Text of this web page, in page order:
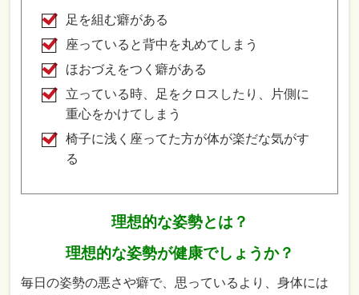
足を組む癖がある
座っていると背中を丸めてしまう
ほおづえをつく癖がある
立っている時、足をクロスしたり、片側に
重心をかけてしまう
椅子に浅く座ってた方が体が楽だな気がす
る
理想的な姿勢とは？
理想的な姿勢が健康でしょうか？
毎日の姿勢の悪さや癖で、思っているより、身体には